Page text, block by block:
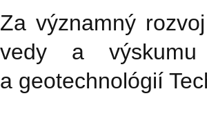
Za významný
vedy a
a geotechnológií